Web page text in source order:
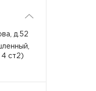
д.52
ст2)